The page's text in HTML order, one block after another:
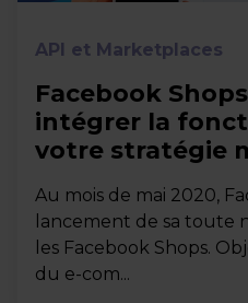
API et Marketplaces
Facebook
intégrer la
votre stratégie
Au mois de mai 2020,
lancement de sa toute
les Facebook Shops.
du e-com...